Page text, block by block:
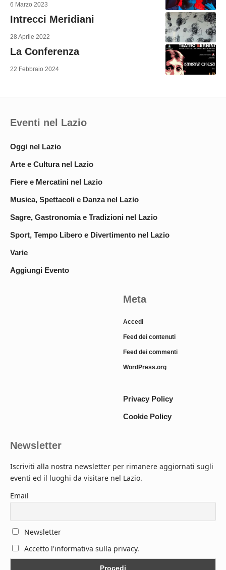
6 Marzo 2023
Intrecci Meridiani
28 Aprile 2022
La Conferenza
22 Febbraio 2024
Eventi nel Lazio
Oggi nel Lazio
Arte e Cultura nel Lazio
Fiere e Mercatini nel Lazio
Musica, Spettacoli e Danza nel Lazio
Sagre, Gastronomia e Tradizioni nel Lazio
Sport, Tempo Libero e Divertimento nel Lazio
Varie
Aggiungi Evento
Meta
Accedi
Feed dei contenuti
Feed dei commenti
WordPress.org
Privacy Policy
Cookie Policy
Newsletter
Iscriviti alla nostra newsletter per rimanere aggiornati sugli
eventi ed il luoghi da visitare nel Lazio.
Email
Newsletter
Accetto l'informativa sulla privacy.